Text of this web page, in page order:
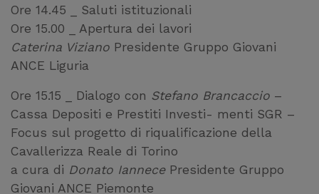
Ore 14.45 _ Saluti istituzionali
Ore 15.00 _ Apertura dei lavori
Caterina Viziano Presidente Gruppo Giovani
ANCE Liguria
Ore 15.15 _ Dialogo con Stefano Brancaccio –
Cassa Depositi e Prestiti Investi- menti SGR –
Focus sul progetto di riqualificazione della
Cavallerizza Reale di Torino
a cura di Donato IannecePresidente Gruppo
Giovani ANCE Piemonte